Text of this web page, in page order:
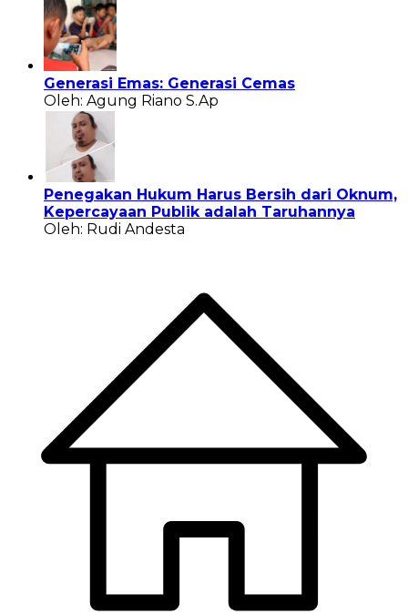
Generasi Emas: Generasi Cemas
Oleh: Agung Riano S.Ap
Penegakan Hukum Harus Bersih dari Oknum,
Kepercayaan Publik adalah Taruhannya
Oleh: Rudi Andesta